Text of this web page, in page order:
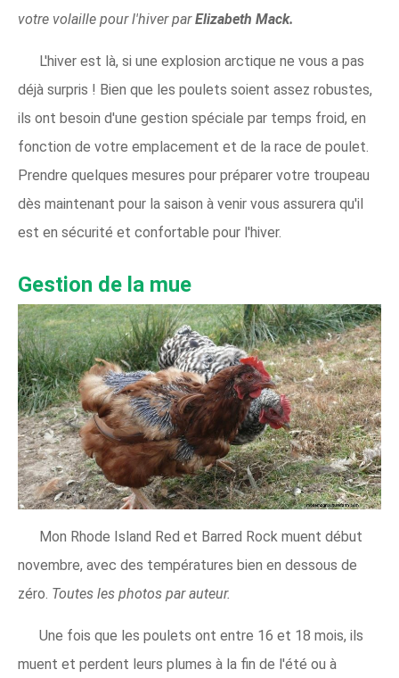
votre volaille pour l'hiver parElizabeth Mack.
L'hiver est là, si une explosion arctique ne vous a pas
déjà surpris ! Bien que les poulets soient assez robustes,
ils ont besoin d'une gestion spéciale par temps froid, en
fonction de votre emplacement et de la race de poulet.
Prendre quelques mesures pour préparer votre troupeau
dès maintenant pour la saison à venir vous assurera qu'il
est en sécurité et confortable pour l'hiver.
Gestion de la mue
Mon Rhode Island Red et Barred Rock muent début
novembre, avec des températures bien en dessous de
zéro. Toutes les photos par auteur.
Une fois que les poulets ont entre 16 et 18 mois, ils
muent et perdent leurs plumes à la fin de l'été ou à